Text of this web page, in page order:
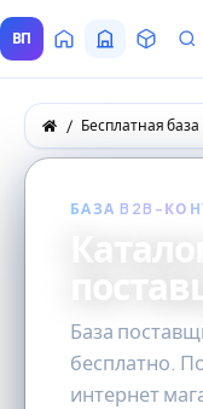
ВП ГлавнаяВсе Товары
БАЗА B2B-
База
бесплатно.
интернет